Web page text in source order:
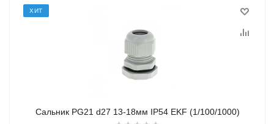
ХИТ
Сальник PG21 d27 13-18мм IP54 EKF (1/100/1000)